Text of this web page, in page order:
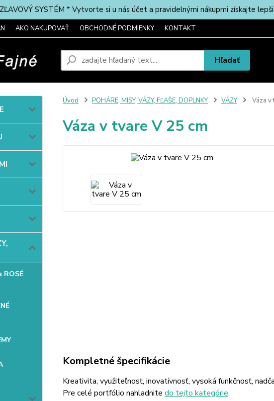
SYSTÉM * Vytvorte si u nás účet a pravidelnými nákupmi získajte
AKO NAKUPOVAŤ OBCHODNÉ PODMIENKY KONTAKT
Hľadať
ROSÉ
Úvod POHÁRE, MISY, VÁZY, FĽAŠE, DOPLNKY VÁZY Váza v
Váza v tvare V 25 cm
Kompletné špecifikácie
Kreativita, využiteľnosť, inovatívnosť, vysoká funkčnosť,
Pre celé portfólio nahladnite do tejto kategórie.